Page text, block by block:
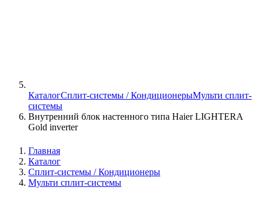
КаталогСплит-системы / КондиционерыМульти сплит-
системы
Внутренний блок настенного типа Haier LIGHTERA
Gold inverter
Главная
Каталог
Сплит-системы / Кондиционеры
Мульти сплит-системы